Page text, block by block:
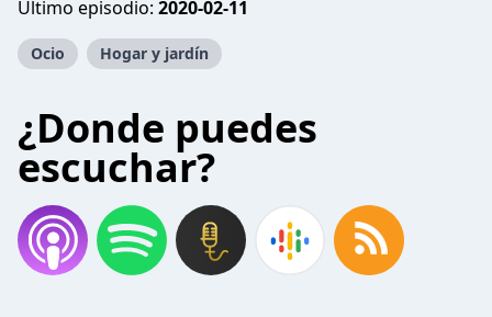
Último episodio: 2020-02-11
Ocio Hogar y jardín
¿Donde puedes
escuchar?